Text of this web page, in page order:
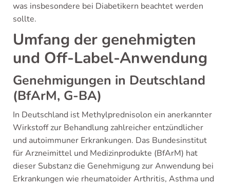
was insbesondere bei Diabetikern beachtet werden
sollte.
Umfang der genehmigten
und Off-Label-Anwendung
Genehmigungen in Deutschland
(BfArM, G-BA)
In Deutschland ist Methylprednisolon ein anerkannter
Wirkstoff zur Behandlung zahlreicher entzündlicher
und autoimmuner Erkrankungen. Das Bundesinstitut
für Arzneimittel und Medizinprodukte (BfArM) hat
dieser Substanz die Genehmigung zur Anwendung bei
Erkrankungen wie rheumatoider Arthritis, Asthma und